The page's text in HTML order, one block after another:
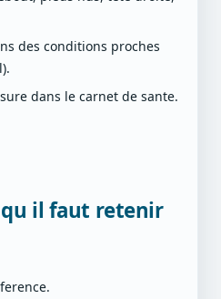
des conditions proches
dans le carnet de sante.
qu il faut retenir